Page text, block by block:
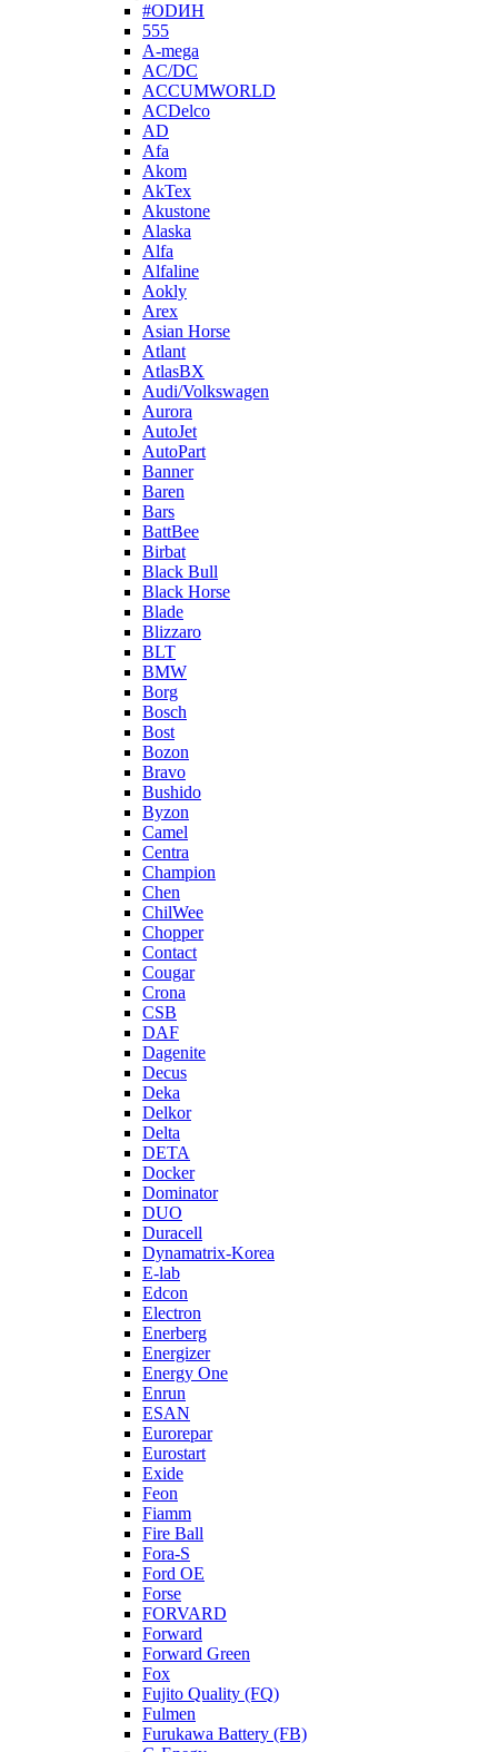
#ODИН
555
A-mega
AC/DC
ACCUMWORLD
ACDelco
AD
Afa
Akom
AkTex
Akustone
Alaska
Alfa
Alfaline
Aokly
Arex
Asian Horse
Atlant
AtlasBX
Audi/Volkswagen
Aurora
AutoJet
AutoPart
Banner
Baren
Bars
BattBee
Birbat
Black Bull
Black Horse
Blade
Blizzaro
BLT
BMW
Borg
Bosch
Bost
Bozon
Bravo
Bushido
Byzon
Camel
Centra
Champion
Chen
ChilWee
Chopper
Contact
Cougar
Crona
CSB
DAF
Dagenite
Decus
Deka
Delkor
Delta
DETA
Docker
Dominator
DUO
Duracell
Dynamatrix-Korea
E-lab
Edcon
Electron
Enerberg
Energizer
Energy One
Enrun
ESAN
Eurorepar
Eurostart
Exide
Feon
Fiamm
Fire Ball
Fora-S
Ford OE
Forse
FORVARD
Forward
Forward Green
Fox
Fujito Quality (FQ)
Fulmen
Furukawa Battery (FB)